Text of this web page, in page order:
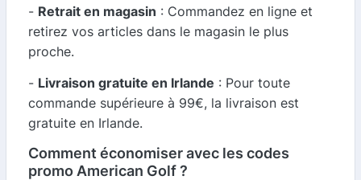
- Retrait en magasin : Commandez en ligne et
retirez vos articles dans le magasin le plus
proche.
- Livraison gratuite en Irlande : Pour toute
commande supérieure à 99€, la livraison est
gratuite en Irlande.
Comment économiser avec les codes
promo American Golf ?